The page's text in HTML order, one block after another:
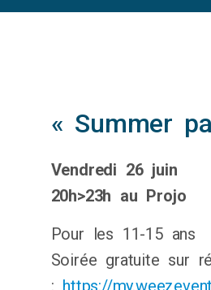
« Summer
Vendredi 26 juin
20h>23h au Projo
Pour les 11-15 ans
Soirée gratuite sur
: https://